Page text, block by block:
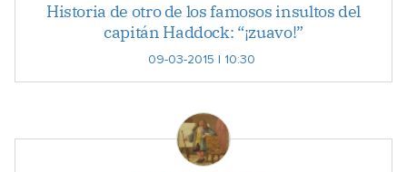
Historia de otro de los famosos insultos del
capitán Haddock: “¡zuavo!”
09-03-2015 | 10:30